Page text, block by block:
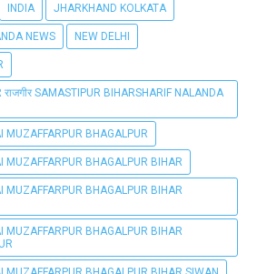
INDIA JHARKHAND KOLKATA
NEWS NEW DELHI
राजगीर SAMASTIPUR BIHARSHARIF NALANDA
MUZAFFARPUR BHAGALPUR
MUZAFFARPUR BHAGALPUR BIHAR
MUZAFFARPUR BHAGALPUR BIHAR
MUZAFFARPUR BHAGALPUR BIHAR